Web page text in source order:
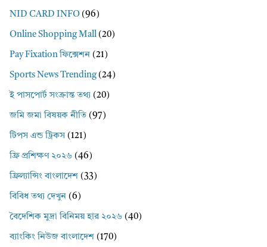
NID CARD INFO (96)
Online Shopping Mall (20)
Pay Fixation ফিক্সেশন (21)
Sports News Trending(24)
ই পাসপোর্ট সংক্রান্ত তথ্য (20)
জমি জমা বিষয়ক নীতি (97)
টিপস এন্ড ট্রিকস (121)
ফ্রি প্রশিক্ষণ ২০২৬ (46)
ফ্রিল্যান্সিং বাংলাদেশ (33)
বিবিধ তথ্য দেখুন (6)
বৈদেশিক মুদ্রা বিনিময় হার ২০২৬ (40)
ব্যাংকিং নিউজ বাংলাদেশ (170)